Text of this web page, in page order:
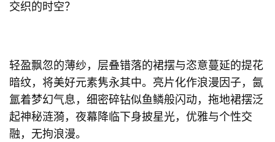
交织的时空？
轻盈飘忽的薄纱，层叠错落的裙摆与恣意蔓延的提花
暗纹，将美好元素隽永其中。亮片化作浪漫因子，氤
氲着梦幻气息，细密碎钻似鱼鳞般闪动，拖地裙摆泛
起神秘涟漪，夜幕降临下身披星光，优雅与个性交
融，无拘浪漫。